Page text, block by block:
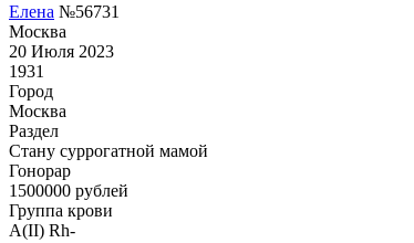
Елена №56731
Москва
20 Июля 2023
1931
Город
Москва
Раздел
Cтану суррогатной мамой
Гонoрар
1500000 рублей
Группа крови
A(II) Rh-